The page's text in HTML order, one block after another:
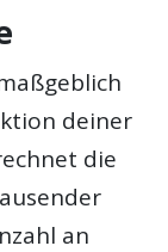
deiner
die
an